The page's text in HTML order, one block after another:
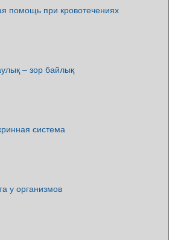
помощь при кровотечениях
– зор байлық
система
у организмов